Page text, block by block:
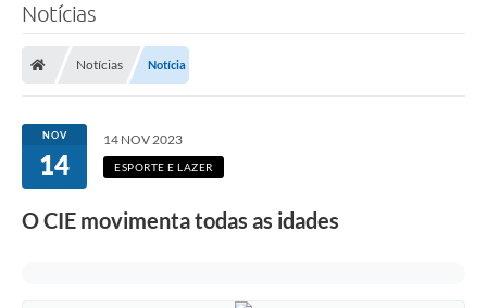
Notícias
Notícias Notícia
NOV
14
14 NOV 2023
ESPORTE E LAZER
O CIE movimenta todas as idades